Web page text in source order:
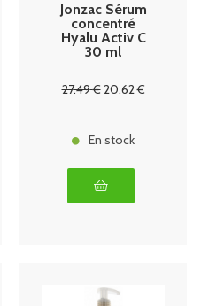
Jonzac Sérum
concentré
Hyalu Activ C
30 ml
27.49€20.62€
En stock